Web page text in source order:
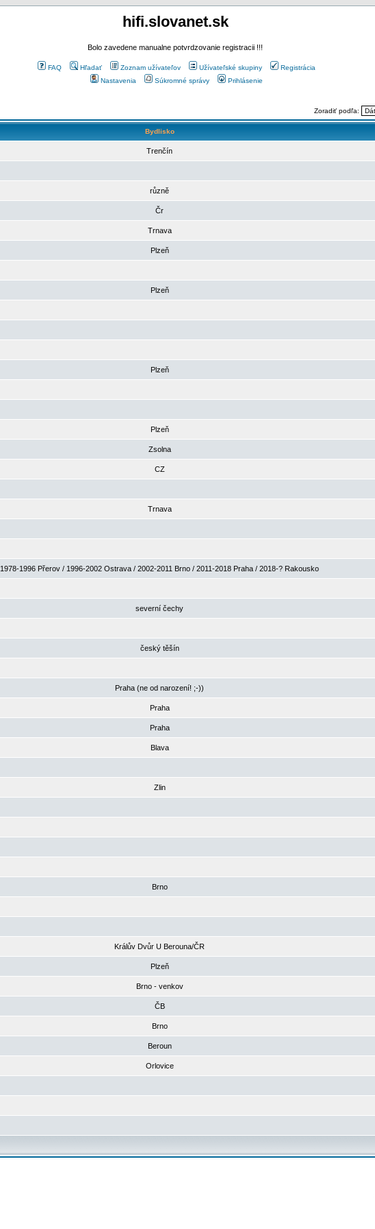
hifi.slovanet.sk
Bolo zavedene manualne potvrdzovanie registracii !!!
FAQ Hľadať Zoznam užívateľov Užívateľské skupiny
Registrácia
Nastavenia
Súkromné správy Prihlásenie
Zoradiť podľa:
Bydlisko
Trenčín
různě
Čr
Trnava
Plzeň
Plzeň
Plzeň
Plzeň
Zsolna
CZ
Trnava
1978-1996 Přerov / 1996-2002 Ostrava / 2002-2011 Brno / 2011-2018 Praha / 2018-? Rakousko
severní čechy
český těšín
Praha (ne od narození! ;-))
Praha
Praha
Blava
Zlin
Brno
Králův Dvůr U Berouna/ČR
Plzeň
Brno - venkov
ČB
Brno
Beroun
Orlovice